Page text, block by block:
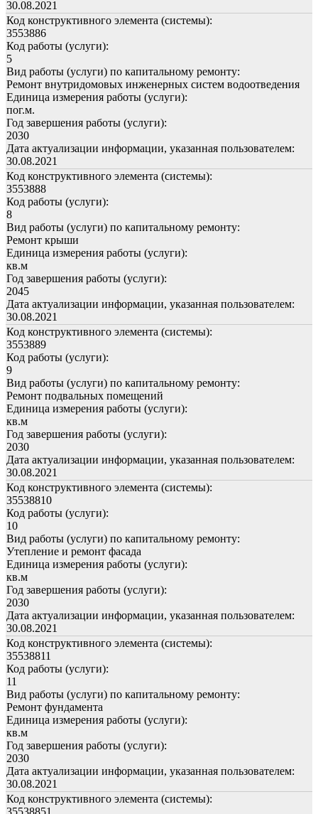
30.08.2021
Код конструктивного элемента (системы):
3553886
Код работы (услуги):
5
Вид работы (услуги) по капитальному ремонту:
Ремонт внутридомовых инженерных систем водоотведения
Единица измерения работы (услуги):
пог.м.
Год завершения работы (услуги):
2030
Дата актуализации информации, указанная пользователем:
30.08.2021
Код конструктивного элемента (системы):
3553888
Код работы (услуги):
8
Вид работы (услуги) по капитальному ремонту:
Ремонт крыши
Единица измерения работы (услуги):
кв.м
Год завершения работы (услуги):
2045
Дата актуализации информации, указанная пользователем:
30.08.2021
Код конструктивного элемента (системы):
3553889
Код работы (услуги):
9
Вид работы (услуги) по капитальному ремонту:
Ремонт подвальных помещений
Единица измерения работы (услуги):
кв.м
Год завершения работы (услуги):
2030
Дата актуализации информации, указанная пользователем:
30.08.2021
Код конструктивного элемента (системы):
35538810
Код работы (услуги):
10
Вид работы (услуги) по капитальному ремонту:
Утепление и ремонт фасада
Единица измерения работы (услуги):
кв.м
Год завершения работы (услуги):
2030
Дата актуализации информации, указанная пользователем:
30.08.2021
Код конструктивного элемента (системы):
35538811
Код работы (услуги):
11
Вид работы (услуги) по капитальному ремонту:
Ремонт фундамента
Единица измерения работы (услуги):
кв.м
Год завершения работы (услуги):
2030
Дата актуализации информации, указанная пользователем:
30.08.2021
Код конструктивного элемента (системы):
35538851